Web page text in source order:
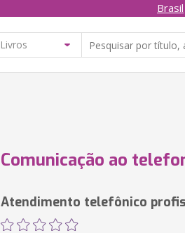
Brasil
Comunicação ao
Atendimento telefônico